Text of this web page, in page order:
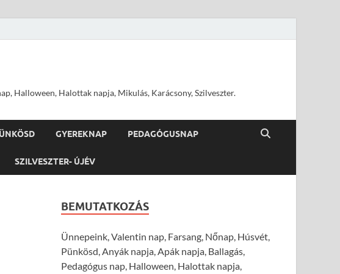
Halloween, Halottak napja, Mikulás, Karácsony, Szilveszter.
GYEREKNAP PEDAGÓGUSNAP
SZILVESZTER- ÚJÉV
BEMUTATKOZÁS
Ünnepeink, Valentin nap, Farsang, Nőnap, Húsvét,
Pünkösd, Anyák napja, Apák napja, Ballagás,
Pedagógus nap, Halloween, Halottak napja,